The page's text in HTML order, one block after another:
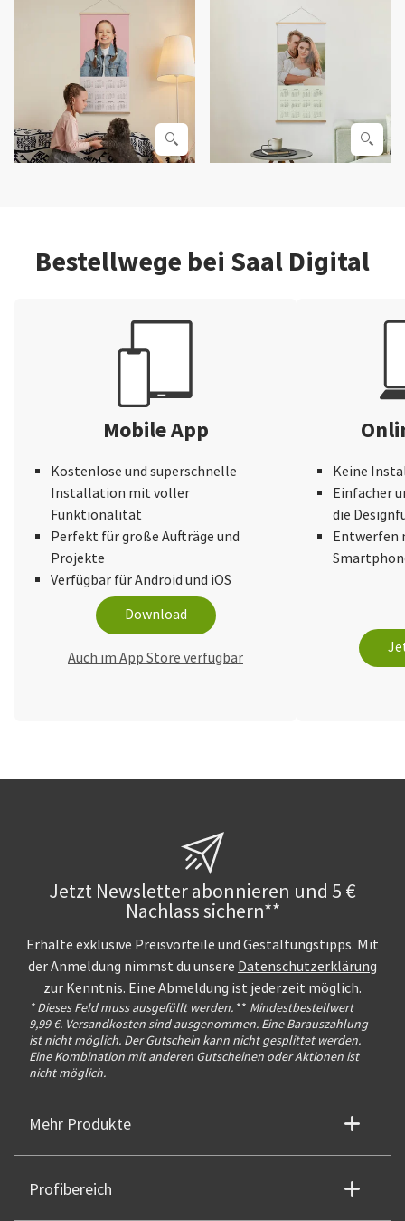
Bestellwege bei Saal Digital
Mobile App
Kostenlose und superschnelle
Installation mit voller
Funktionalität
Perfekt für große Aufträge und
Projekte
Verfügbar für Android und iOS
Download
Auch im App Store verfügbar
Keine
Einfacher
die
Entwerfen
Jetzt Newsletter abonnieren und 5 €
Nachlass sichern**
Erhalte exklusive Preisvorteile und Gestaltungstipps. Mit
der Anmeldung nimmst du unsere Datenschutzerklärung
zur Kenntnis. Eine Abmeldung ist jederzeit möglich.
* Dieses Feld muss ausgefüllt werden. ** Mindestbestellwert
9,99 €. Versandkosten sind ausgenommen. Eine Barauszahlung
ist nicht möglich. Der Gutschein kann nicht gesplittet werden.
Eine Kombination mit anderen Gutscheinen oder Aktionen ist
nicht möglich.
Mehr Produkte
Profibereich